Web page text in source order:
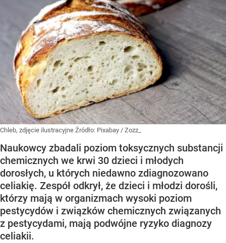
Chleb, zdjęcie ilustracyjne Źródło: Pixabay / Zozz_
Naukowcy zbadali poziom toksycznych substancji
chemicznych we krwi 30 dzieci i młodych
dorosłych, u których niedawno zdiagnozowano
celiakię. Zespół odkrył, że dzieci i młodzi dorośli,
którzy mają w organizmach wysoki poziom
pestycydów i związków chemicznych związanych
z pestycydami, mają podwójne ryzyko diagnozy
celiakii.